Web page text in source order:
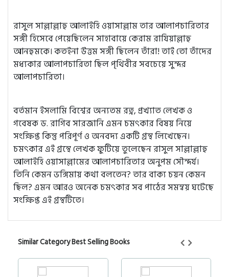
রাসুল সাল্লাল্লাহু আলাইহি ওয়াসাল্লাম তার আলাপচারিতার
সঙ্গী হিসেবে পেয়েছিলেন সাহাবায়ে কেরাম রাযিয়াল্লাহু
আনহুমকে। কতইনা উত্তম সঙ্গী ছিলেন তাঁরা! তাই তো তাঁদের
মধ্যকার আলাপচারিতা ছিল পৃথিবীর সবচেয়ে সুন্দর
আলাপচারিতা।
বর্তমান ইসলামি বিশ্বের অন্যতম রত্ন, প্রখ্যাত লেখক ও
গবেষক ড. রাগিব সারজানি এমন চমৎকার বিষয় নিয়ে
সংক্ষিপ্ত কিন্তু পরিপূর্ণ ও অনবদ্য একটি গ্রন্থ লিখেছেন।
চমৎকার এই গ্রন্থে লেখক ফুটিয়ে তুলেছেন রাসুল সাল্লাল্লাহু
আলাইহি ওয়াসাল্লামের আলাপচারিতার অনুপম সৌন্দর্য।
তিনি কেমন ভঙ্গিমায় কথা বলতেন? তার বাক্য চয়ন কেমন
ছিল? এমন আরও অনেক চমৎকার সব পাঠের সমন্বয় ঘটেছে
সংক্ষিপ্ত এই গ্রন্থটিতে।
Similar Category Best Selling Books
40%